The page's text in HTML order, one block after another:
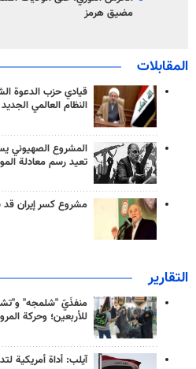
مضيق هرمز
المقابلات
قيادي حزب الدعوة
النظام العالمي الجديد
المشروع الصهيوني
تعيد رسم معادلة
مشروع كسر إيران
التقارير
منفذَيّ "شلمجه"
للأربعين؛ وحركة
آيلب: أداة أمريكية